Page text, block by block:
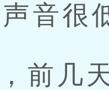
音很
前几